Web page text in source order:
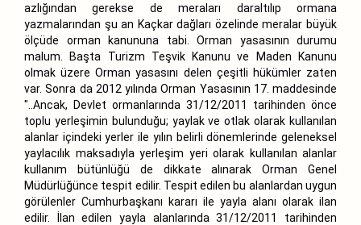
azlığından gerekse de meraları daraltılıp ormana
yazmalarından şu an Kaçkar dağları özelinde meralar büyük
ölçüde orman kanununa tabi. Orman yasasının durumu
malum. Başta Turizm Teşvik Kanunu ve Maden Kanunu
olmak üzere Orman yasasını delen çeşitli hükümler zaten
var. Sonra da 2012 yılında Orman Yasasının 17. maddesinde
"..Ancak, Devlet ormanlarında 31/12/2011 tarihinden önce
toplu yerleşimin bulunduğu; yaylak ve otlak olarak kullanılan
alanlar içindeki yerler ile yılın belirli dönemlerinde geleneksel
yaylacılık maksadıyla yerleşim yeri olarak kullanılan alanlar
kullanım bütünlüğü de dikkate alınarak Orman Genel
Müdürlüğünce tespit edilir. Tespit edilen bu alanlardan uygun
görülenler Cumhurbaşkanı kararı ile yayla alanı olarak ilan
edilir. İlan edilen yayla alanlarında 31/12/2011 tarihinden